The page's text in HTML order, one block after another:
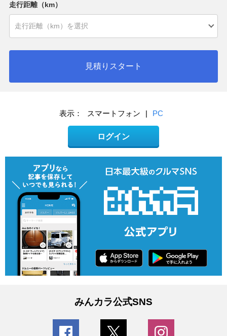
走行距離（km）
見積りスタート
表示： スマートフォン | PC
ログイン
みんカラ公式SNS